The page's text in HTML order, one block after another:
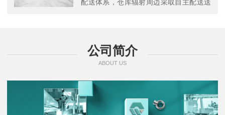
配送体系，仓库辐射周边采取自主配送送
公司简介
ABOUT US